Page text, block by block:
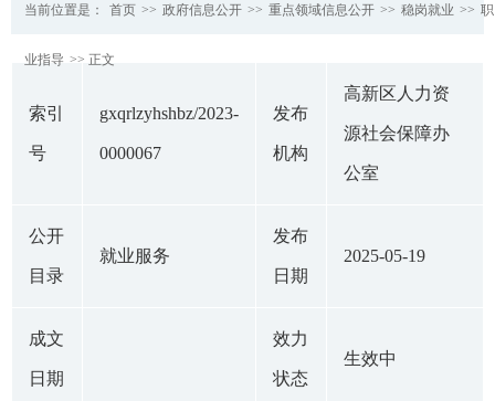
当前位置是： 首页 >> 政府信息公开 >> 重点领域信息公开 >> 稳岗就业 >> 职
业指导 >> 正文
索引
号
gxqrlzyhshbz/2023-
0000067
发布
机构
高新区人力资
源社会保障办
公室
公开
目录
就业服务
发布
日期
2025-05-19
成文
日期
效力
状态
生效中